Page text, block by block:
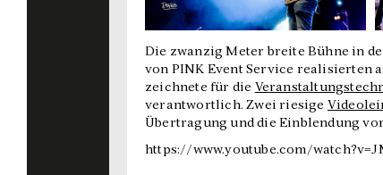
Die zwanzig Meter breite Bühne in
von PINK Event Service realisierten
zeichnete für die
verantwortlich. Zwei riesige
Übertragung und die Einblendung
https://www.youtube.com/